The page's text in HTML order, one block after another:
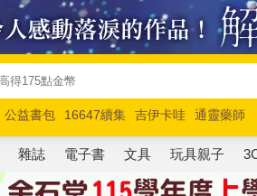
公益書包 16647續集 吉伊卡哇
通靈藥師
馬斯克 玩具總動員5 超慢跑
雜誌 電子書 文具 玩具親子